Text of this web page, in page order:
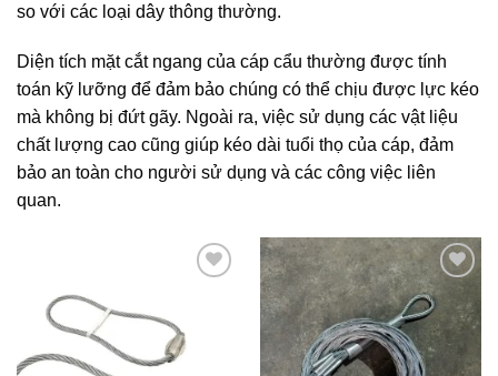
so với các loại dây thông thường.
Diện tích mặt cắt ngang của cáp cẩu thường được tính
toán kỹ lưỡng để đảm bảo chúng có thể chịu được lực kéo
mà không bị đứt gãy. Ngoài ra, việc sử dụng các vật liệu
chất lượng cao cũng giúp kéo dài tuổi thọ của cáp, đảm
bảo an toàn cho người sử dụng và các công việc liên
quan.
Add to
Wishlist
Add to
Wishlist